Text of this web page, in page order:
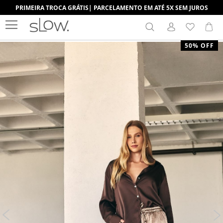
PRIMEIRA TROCA GRÁTIS| PARCELAMENTO EM ATÉ 5X SEM JUROS
Search
Pular
o
final
da
Galeria
de
imagens
50% OFF